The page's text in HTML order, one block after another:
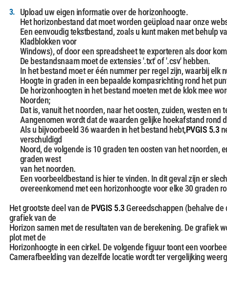
3.
Upload uw eigen informatie over de horizonhoogte.
Het horizonbestand dat moet worden geüpload naar onze
Een eenvoudig tekstbestand, zoals u kunt maken met behulp
Kladblokken voor
Windows), of door een spreadsheet te exporteren als door
De bestandsnaam moet de extensies '.txt' of '.csv' hebben.
In het bestand moet er één nummer per regel zijn, waarbij elk
Hoogte in graden in een bepaalde kompasrichting rond het
De horizonhoogten in het bestand moeten met de klok mee
Noorden;
Dat is, vanuit het noorden, naar het oosten, zuiden, westen en
Aangenomen wordt dat de waarden gelijke hoekafstand rond
Als u bijvoorbeeld 36 waarden in het bestand hebt,PVGIS 5.3
verschuldigd
Noord, de volgende is 10 graden ten oosten van het noorden,
graden west
van het noorden.
Een voorbeeldbestand is hier te vinden. In dit geval zijn er
overeenkomend met een horizonhoogte voor elke 30 graden
Het grootste deel van de PVGIS 5.3 Gereedschappen (behalve
grafiek van de
Horizon samen met de resultaten van de berekening. De grafiek
plot met de
Horizonhoogte in een cirkel. De volgende figuur toont een
Camerafbeelding van dezelfde locatie wordt ter vergelijking